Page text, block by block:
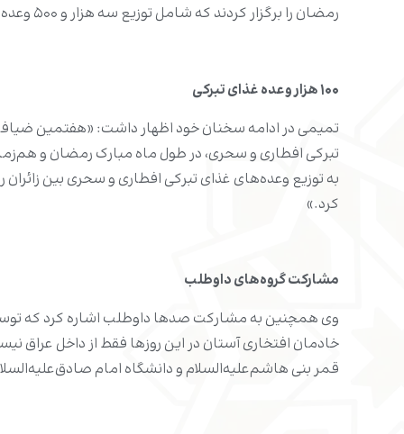
رمضان را برگزار کردند که شامل توزیع سه هزار و ۵۰۰ وعده غذای تبرکی بود.»
۱۰۰ هزار وعده غذای تبرکی
تبرکی افطاری و سحری، در طول ماه مبارک رمضان و
به توزیع وعده‌های غذای تبرکی افطاری و سحری بین
کرد.»
مشارکت گروه‌های داوطلب
وی همچنین به مشارکت صدها داوطلب اشاره کرد که
خادمان افتخاری آستان در این روزها فقط از داخل عراق
قمر بنی هاشم‌علیه‌السلام و دانشگاه امام